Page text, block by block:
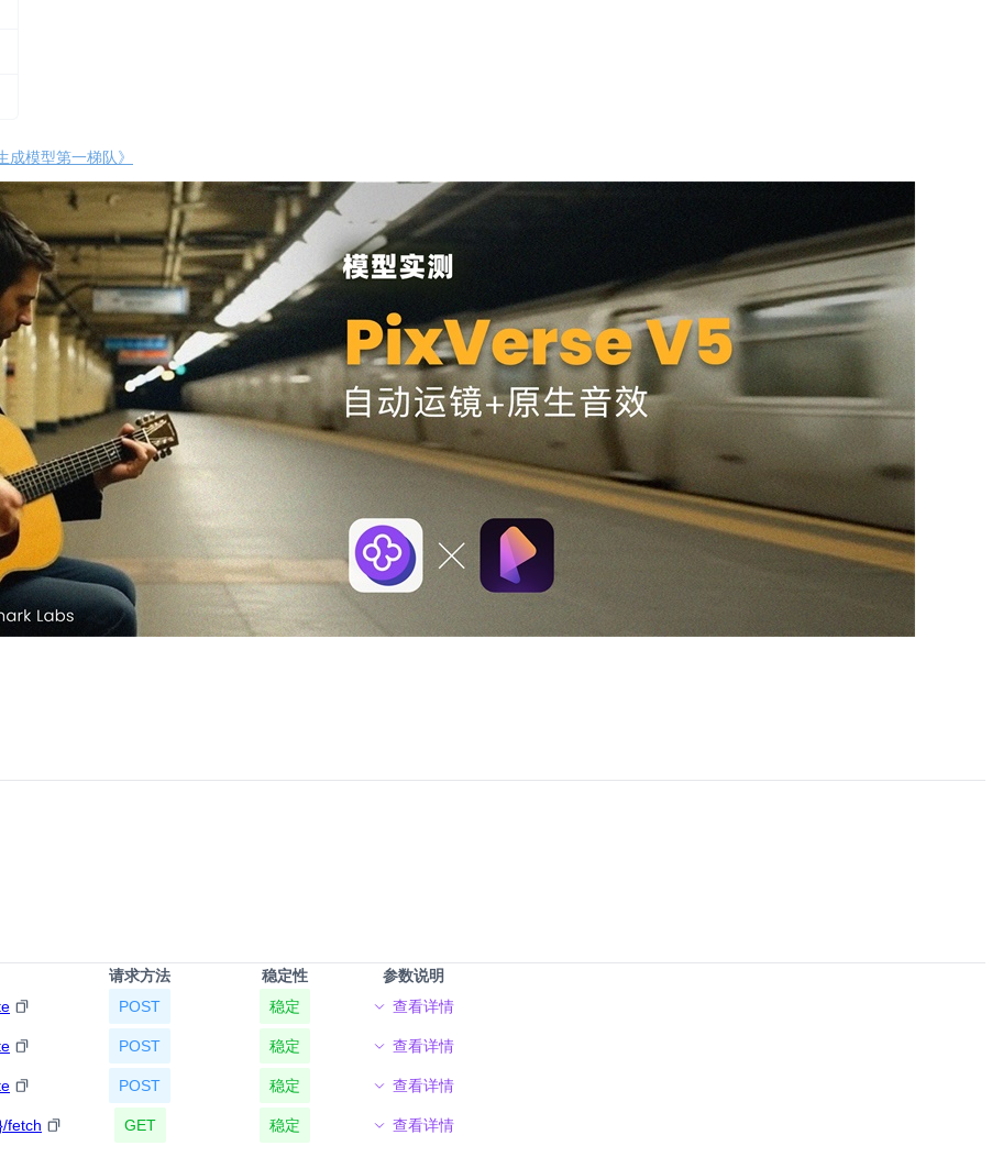
成模型第一梯队》
请求方法 稳定性
参数说明
POST 稳定 查看详情
POST 稳定 查看详情
POST 稳定 查看详情
fetch GET 稳定 查看详情